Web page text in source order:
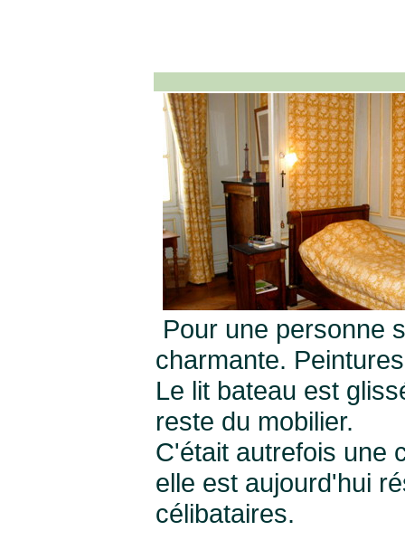
Pour une personne
charmante.
Le lit bateau est
reste du mobilier.
C'était autrefois une
elle est aujourd'hui
célibataires.